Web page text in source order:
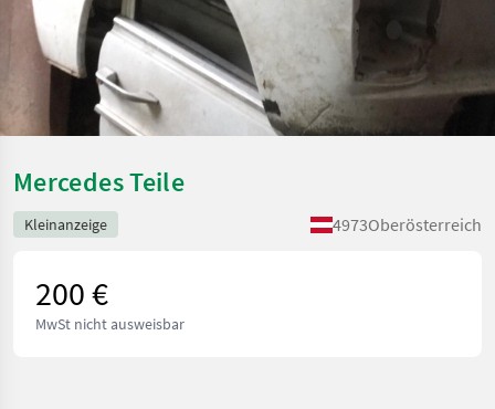
Mercedes Teile
Kleinanzeige 4973Oberösterreich
200 €
MwSt nicht ausweisbar